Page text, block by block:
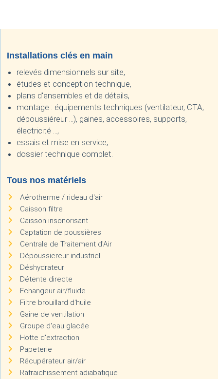
Installations clés en main
relevés dimensionnels sur site,
études et conception technique,
plans d'ensembles et de détails,
montage : équipements techniques (ventilateur, CTA,
dépoussiéreur ...), gaines, accessoires, supports,
électricité ...,
essais et mise en service,
dossier technique complet.
Tous nos matériels
Aérotherme / rideau d'air
Caisson filtre
Caisson insonorisant
Captation de poussières
Centrale de Traitement d'Air
Dépoussiereur industriel
Déshydrateur
Détente directe
Echangeur air/fluide
Filtre brouillard d'huile
Gaine de ventilation
Groupe d'eau glacée
Hotte d'extraction
Papeterie
Récupérateur air/air
Rafraichissement adiabatique